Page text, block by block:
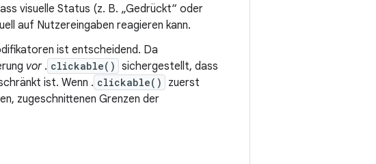
visuelle Status (z. B. „Gedrückt“ oder
auf Nutzereingaben reagieren kann.
ist entscheidend. Da
vor. clickable() sichergestellt, dass
ist. Wenn . clickable()
zuerst
zugeschnittenen Grenzen der